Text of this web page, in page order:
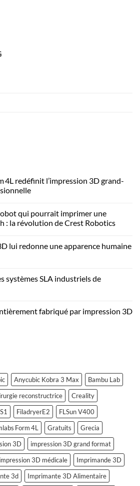
4L redéfinit l’impression 3D grand-
qui pourrait imprimer une
: la révolution de Crest Robotics
lui redonne une apparence humaine
systèmes SLA industriels de
fabriqué par impression 3D
Anycubic Kobra 3 Max
Bambu Lab
reconstructrice
Creality
FiladryerE2
FLSun V400
Form 4L Gratuits
Grecia
3D
impression 3D grand format
impression 3D médicale
Imprimande 3D
3d Imprimante 3D Alimentaire